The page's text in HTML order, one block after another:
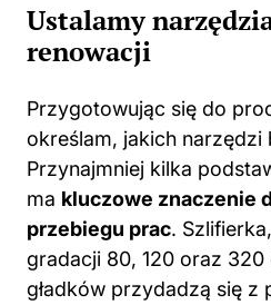
Ustalamy
renowacji
Przygotowując się do
określam, jakich
Przynajmniej kilka
ma kluczowe znaczenie
przebiegu prac.
gradacji 80, 120 oraz
gładków przydadzą się z